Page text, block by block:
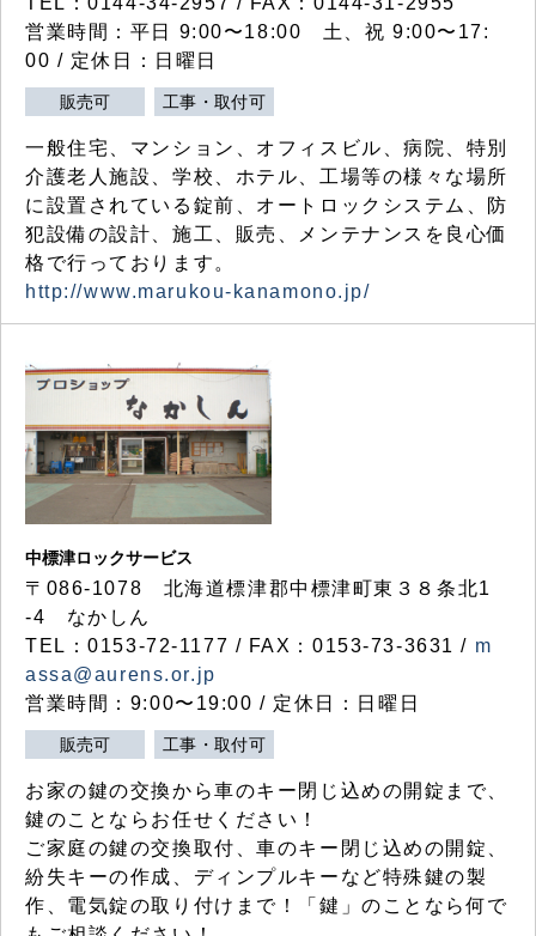
営業時間：平日 9:00〜18:00 土、祝 9:00〜17:
00 / 定休日：日曜日
販売可 工事・取付可
一般住宅、マンション、オフィスビル、病院、特別
介護老人施設、学校、ホテル、工場等の様々な場所
に設置されている錠前、オートロックシステム、防
犯設備の設計、施工、販売、メンテナンスを良心価
格で行っております。
http://www.marukou-kanamono.jp/
中標津ロックサービス
〒086-1078 北海道標津郡中標津町東３８条北1
-4 なかしん
TEL：0153-72-1177 / FAX：0153-73-3631 / m
assa@aurens.or.jp
営業時間：9:00〜19:00 / 定休日：日曜日
販売可 工事・取付可
お家の鍵の交換から車のキー閉じ込めの開錠まで、
鍵のことならお任せください！
ご家庭の鍵の交換取付、車のキー閉じ込めの開錠、
紛失キーの作成、ディンプルキーなど特殊鍵の製
作、電気錠の取り付けまで！「鍵」のことなら何で